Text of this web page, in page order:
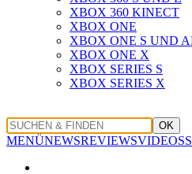
XBOX 360 KINECT
XBOX ONE
XBOX ONE S UND
XBOX ONE X
XBOX SERIES S
XBOX SERIES X
OK
MENÜNEWSREVIEWSVIDEOS